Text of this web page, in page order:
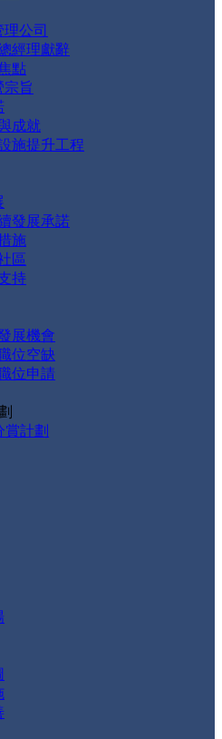
公司
經理獻辭
點
宗旨
成就
施提升工程
發展承諾
施
區
持
展機會
位空缺
位申請
計劃